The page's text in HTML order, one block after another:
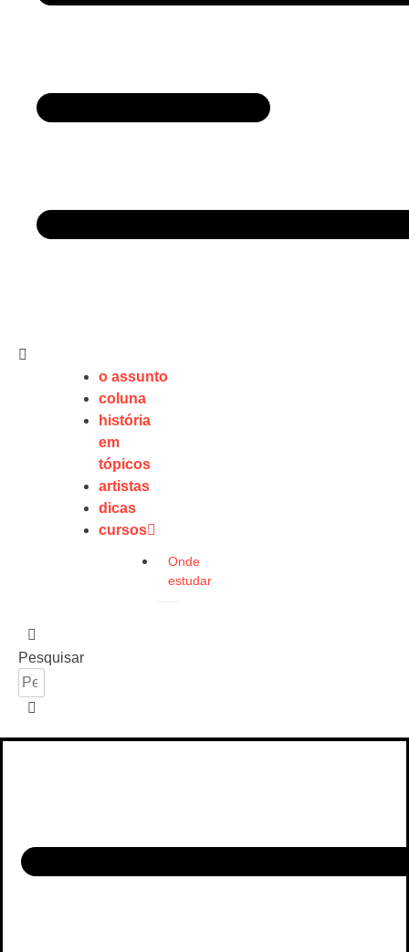
o assunto
coluna
história
em
tópicos
artistas
dicas
cursos
Onde
estudar
Pesquisar